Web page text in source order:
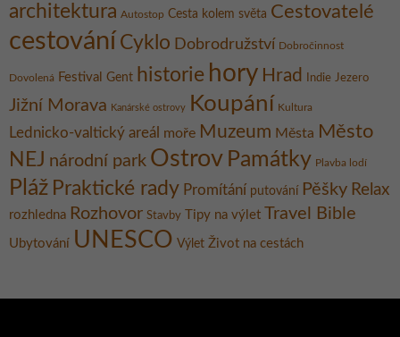
architektura Autostop Cesta kolem světa Cestovatelé
cestování Cyklo Dobrodružství Dobročinnost
Dovolená Festival Gent historie hory Hrad Indie Jezero
Jižní Morava Kanárské ostrovy Koupání Kultura
Lednicko-valtický areál moře Muzeum Města Město
NEJ národní park Ostrov Památky Plavba lodí
Pláž Praktické rady Promítání putování Pěšky Relax
rozhledna Rozhovor Stavby Tipy na výlet Travel Bible
Ubytování UNESCO Výlet Život na cestách